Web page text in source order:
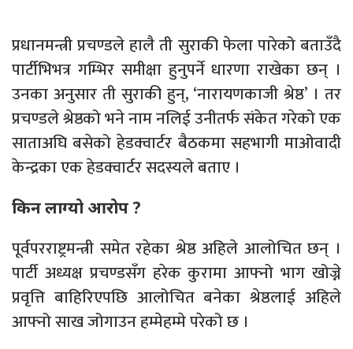
प्रधानमन्त्री प्रचण्डले हालै ती सुराकी फेला पारेको बताउँदै
पार्टीभिभत्र गम्भिर समीक्षा हुनुपर्ने धारणा राखेका छन् ।
उनका अनुसार ती सुराकी हुन्, ‘नारायणकाजी श्रेष्ठ’ । तर
प्रचण्डले श्रेष्ठको भने नाम नलिई उनीतर्फ संकेत गरेको एक
साताअघि बसेको हेडक्वार्टर बैठकमा सहभागी माओवादी
केन्द्रका एक हेडक्वार्टर सदस्यले बताए ।
किन लाग्यो आरोप ?
पूर्वपरराष्ट्रमन्त्री समेत रहेका श्रेष्ठ अहिले आलोचित छन् ।
पार्टी अध्यक्ष प्रचण्डसँग हरेक कुरामा आफ्नो भाग खोज्ने
प्रवृत्ति बाहिरिएपछि आलोचित बनेका श्रेष्ठलाई अहिले
आफ्नो साख जोगाउन हम्मेहम्मे परेको छ ।